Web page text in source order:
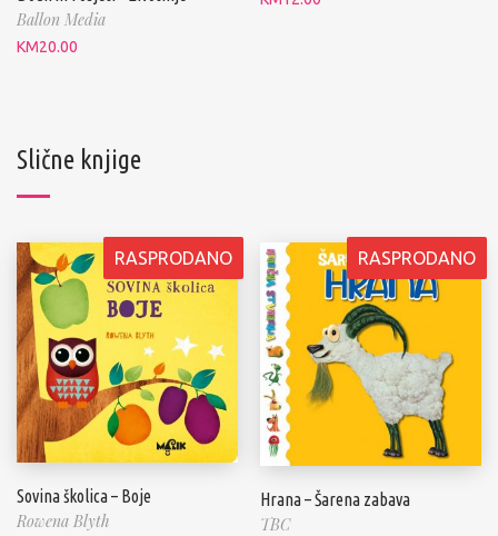
Ballon Media
KM20.00
Slične knjige
RASPRODANO
Sovina školica – Boje
Rowena Blyth
RASPRODANO
Hrana – Šarena zabava
TBC